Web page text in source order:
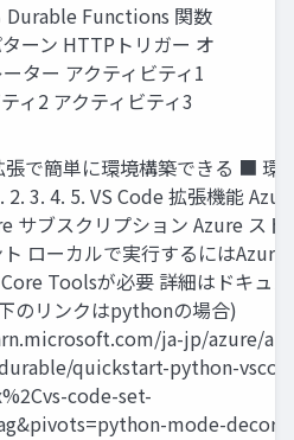
Durable Functions 関数
ーン HTTPトリガー オ
ター アクティビティ1
ィ2 アクティビティ3
張で簡単に環境構築できる ■ 環
2. 3. 4. 5. VS Code 拡張機能
サブスクリプション Azure スト
ローカルで実行するにはAzure
Toolsが必要 詳細はドキュ
のリンクはpythonの場合)
ja-jp/azure/
quickstart-python-
code-set-
mode-